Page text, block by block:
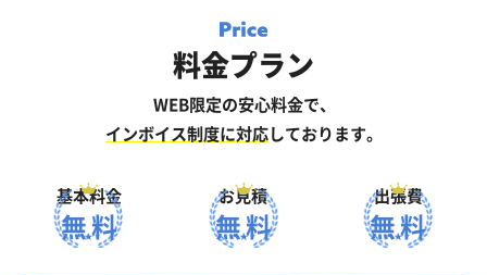
料金プラン
WEB限定の安心料金で、
インボイス制度に対応しております。
基本料金
無料
お見積
無料
出張費
無料